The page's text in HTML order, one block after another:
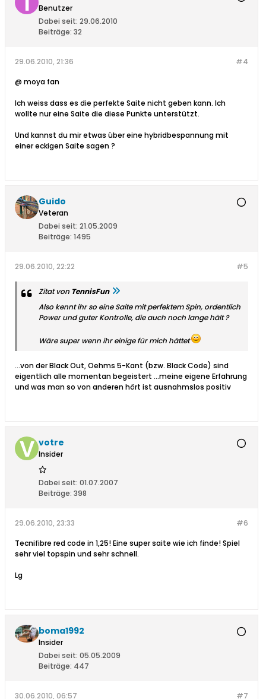
Benutzer
Dabei seit: 29.06.2010
Beiträge: 32
#4
29.06.2010, 21:36
@ moya fan
Ich weiss dass es die perfekte Saite nicht geben kann. Ich
wollte nur eine Saite die diese Punkte unterstützt.
Und kannst du mir etwas über eine hybridbespannung mit
einer eckigen Saite sagen ?
Guido
Veteran
Dabei seit: 21.05.2009
Beiträge: 1495
#5
29.06.2010, 22:22
Zitat von TennisFun
Also kennt ihr so eine Saite mit perfektem Spin, ordentlich
Power und guter Kontrolle, die auch noch lange hält ?
Wäre super wenn ihr einige für mich hättet
...von der Black Out, Oehms 5-Kant (bzw. Black Code) sind
eigentlich alle momentan begeistert ...meine eigene Erfahrung
und was man so von anderen hört ist ausnahmslos positiv
votre
Insider
Dabei seit: 01.07.2007
Beiträge: 398
#6
29.06.2010, 23:33
Tecnifibre red code in 1,25! Eine super saite wie ich finde! Spiel
sehr viel topspin und sehr schnell.
Lg
boma1992
Insider
Dabei seit: 05.05.2009
Beiträge: 447
#7
30.06.2010, 06:57